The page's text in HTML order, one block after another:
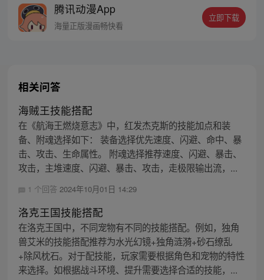
密，张楚岚的生活被彻底颠覆，与冯宝宝一
同踏上“异人”之旅。
腾讯动漫App
海量正版漫画畅快看
立即下载
相关问答
海贼王技能搭配
在《航海王燃烧意志》中，红发杰克斯的技能加点和装
备、附魂选择如下： 装备选择优先速度、闪避、命中、暴
击、攻击、生命属性。 附魂选择推荐速度、闪避、暴击、
攻击，主堆速度、闪避、暴击、攻击，走极限输出流，...
1 个回答 2024年10月01日 14:29
洛克王国技能搭配
在洛克王国中，不同宠物有不同的技能搭配。例如，独角
兽艾米的技能搭配推荐为水光幻镜+独角涟漪+砂石缭乱
+除风枕石。对于配技能，玩家需要根据角色和宠物的特性
来选择。如根据战斗环境、提升需要选择合适的技能，...